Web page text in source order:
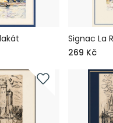
Signac La
269 Kč